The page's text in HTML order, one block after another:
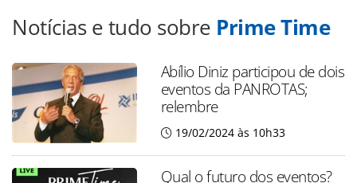
Notícias e tudo sobre Prime Time
Abílio Diniz participou de dois
eventos da PANROTAS;
relembre
19/02/2024 às 10h33
Qual o futuro dos eventos?